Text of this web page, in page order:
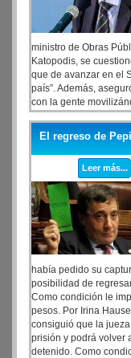
ministro de Obras
Katopodis, se
que de avanzar en el
país”. Además,
con la gente
a parar un discurso
a la par que adelantó
Kicillof muy firme y al
sectores para
El regreso de
Leer más...
había pedido su
posibilidad de
Como condición le
pesos. Por Irina
consiguió que la
prisión y podrá volver
detenido. Como